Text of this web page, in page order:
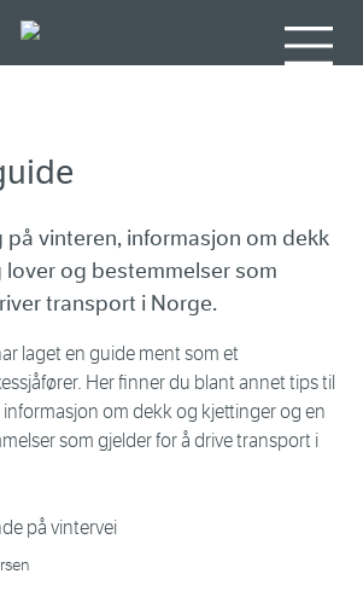
på vinteren, informasjon om dekk
lover og bestemmelser som
transport i Norge.
laget en guide ment som et
Her finner du blant annet tips til
om dekk og kjettinger og en
som gjelder for å drive transport i